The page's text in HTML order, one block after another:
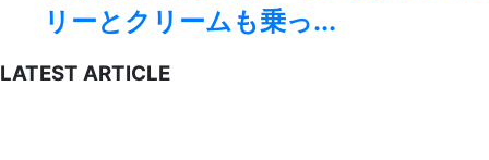
リーとクリームも乗っ...
LATEST ARTICLE